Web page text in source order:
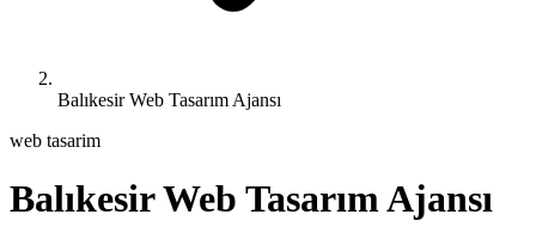
Balıkesir Web Tasarım Ajansı
web tasarim
Balıkesir Web Tasarım Ajansı